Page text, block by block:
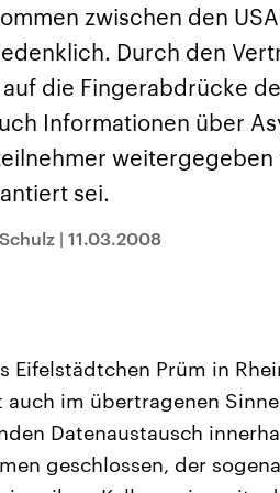
gehören die
Einfluss auf das
Der Überfall der
auf Israel hat in
Gewalt entfacht.
zerstören. Diese
zwischen den
Durch den
die Fingerabdrücke
Informationen über
sei.
| 11.03.2008
Eifelstädtchen Prüm in
im übertragenen
Datenaustausch
geschlossen, der